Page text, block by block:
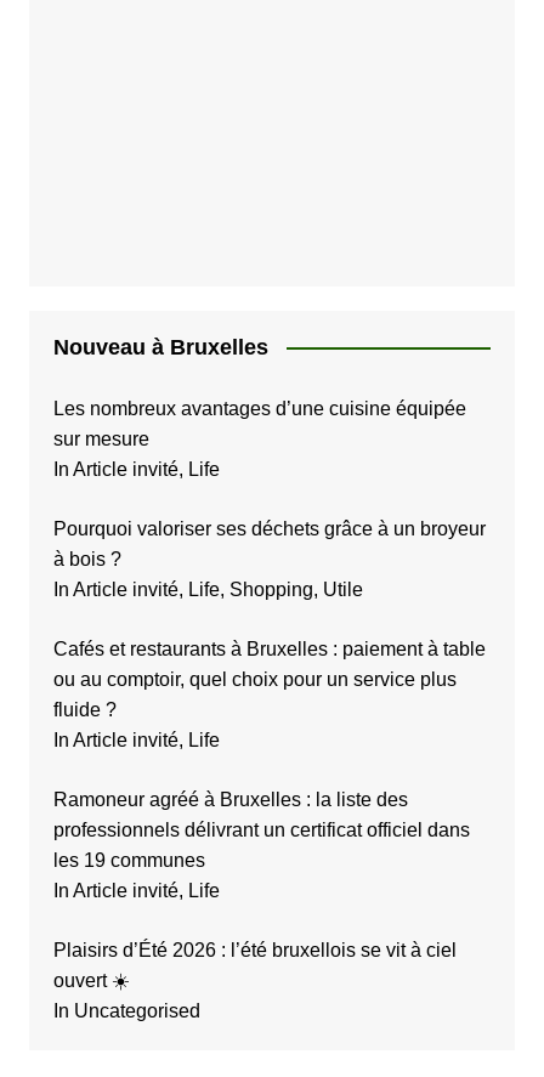
Nouveau à Bruxelles
Les nombreux avantages d’une cuisine équipée
sur mesure
In Article invité, Life
Pourquoi valoriser ses déchets grâce à un broyeur
à bois ?
In Article invité, Life, Shopping, Utile
Cafés et restaurants à Bruxelles : paiement à table
ou au comptoir, quel choix pour un service plus
fluide ?
In Article invité, Life
Ramoneur agréé à Bruxelles : la liste des
professionnels délivrant un certificat officiel dans
les 19 communes
In Article invité, Life
Plaisirs d’Été 2026 : l’été bruxellois se vit à ciel
ouvert ☀️
In Uncategorised